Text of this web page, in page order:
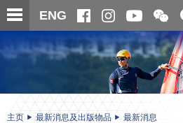
跳
至
内
ENG
开
合
微
信
二
维
码
内
主页 最新消息及出版物品 最新消息